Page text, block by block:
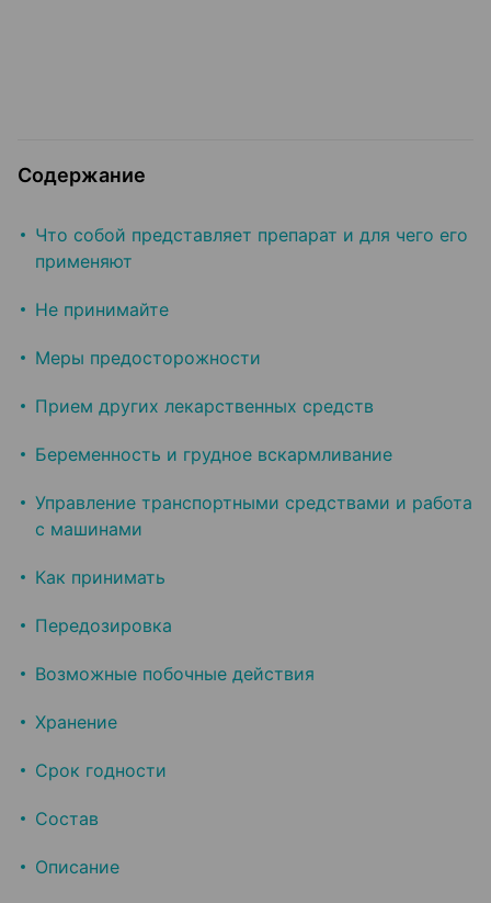
Содержание
Что собой представляет препарат и для чего его
применяют
Не принимайте
Меры предосторожности
Прием других лекарственных средств
Беременность и грудное вскармливание
Управление транспортными средствами и работа
с машинами
Как принимать
Передозировка
Возможные побочные действия
Хранение
Срок годности
Состав
Описание